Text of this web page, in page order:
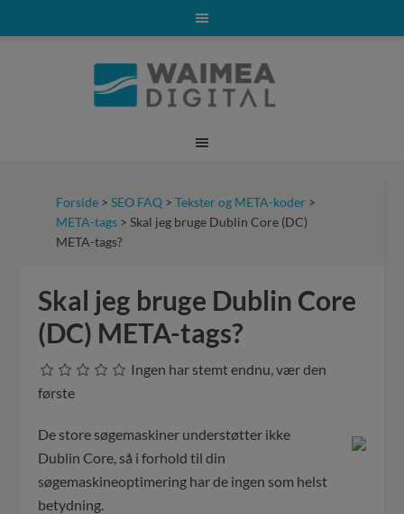
Forside >SEO FAQ >Tekster og META-koder >
META-tags > Skal jeg bruge Dublin Core (DC)
META-tags?
Skal jeg bruge Dublin Core
(DC) META-tags?
Ingen har stemt endnu, vær den
første
De store søgemaskiner understøtter ikke
Dublin Core, så i forhold til din
søgemaskineoptimering har de ingen som helst
betydning.